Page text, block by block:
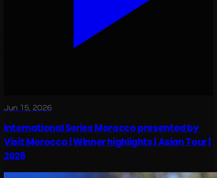
Jun 15, 2026
International Series Morocco presented by
Visit Morocco | Winner highlights | Asian Tour |
2026